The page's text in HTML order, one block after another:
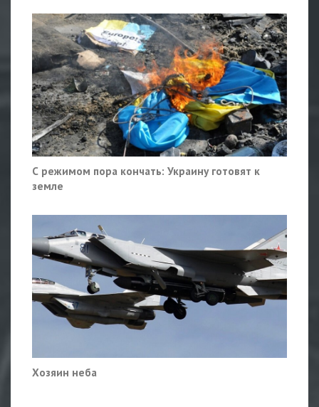
С режимом пора кончать: Украину готовят к
земле
Хозяин неба